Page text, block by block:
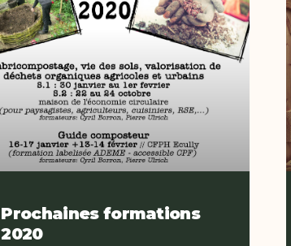
Prochaines formations
2020